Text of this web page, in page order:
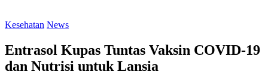
Kesehatan News
Entrasol Kupas Tuntas Vaksin COVID-19
dan Nutrisi untuk Lansia